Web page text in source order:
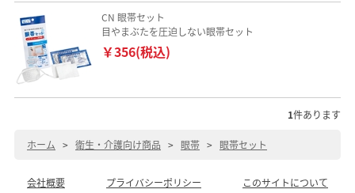
CN 眼帯セット
目やまぶたを圧迫しない眼帯セット
￥356(税込)
1件あります
ホーム > 衛生・介護向け商品 > 眼帯 > 眼帯セット
会社概要 プライバシーポリシー このサイトについて